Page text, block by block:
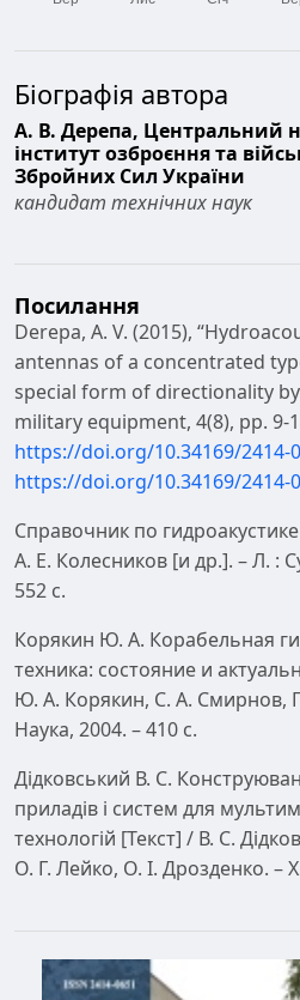
Біографія автора
А. В. Дерепа, Центральний
інститут озброєння та
Збройних Сил України
кандидат технічних наук
Посилання
Derepa, A. V. (2015),
antennas of a concentrated
special form of directionality
military equipment, 4(8), pp. 9-
https://doi.org/10.34169/2414-
https://doi.org/10.34169/2414-
Справочник по
А. Е. Колесников [и др.]. – Л. :
552 с.
Корякин Ю. А. Корабельная
техника: состояние и
Ю. А. Корякин, С. А. Смирнов,
Наука, 2004. – 410 с.
Дідковський В. С.
приладів і систем для
технологій [Текст] / В. С.
О. Г. Лейко, О. І. Дрозденко. –